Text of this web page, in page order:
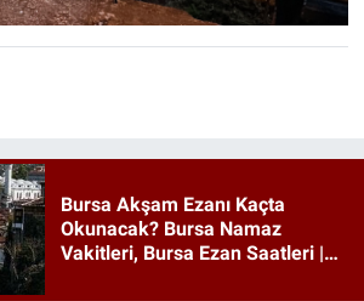
Bursa Akşam Ezanı Kaçta
Okunacak? Bursa Namaz
Vakitleri, Bursa Ezan Saatleri |